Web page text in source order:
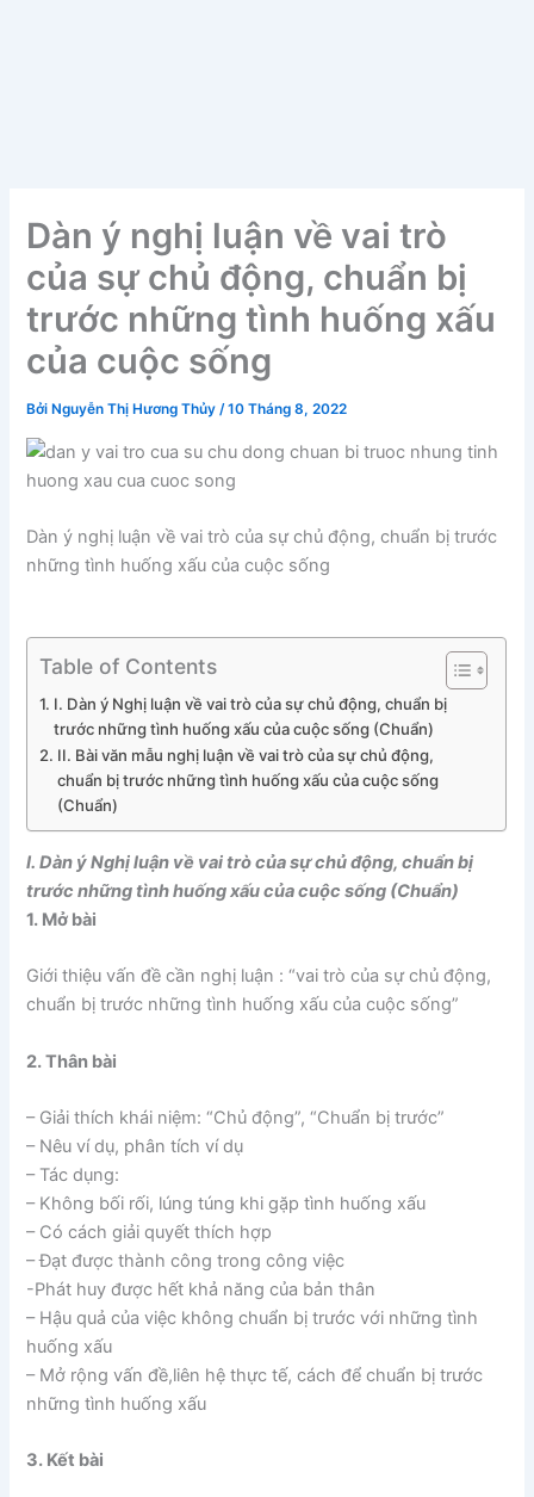
Dàn ý nghị luận về vai trò
của sự chủ động, chuẩn bị
trước những tình huống xấu
của cuộc sống
Bởi Nguyễn Thị Hương Thủy/10 Tháng 8, 2022
Dàn ý nghị luận về vai trò của sự chủ động, chuẩn bị trước
những tình huống xấu của cuộc sống
Table of Contents
I. Dàn ý Nghị luận về vai trò của sự chủ động, chuẩn bị
trước những tình huống xấu của cuộc sống (Chuẩn)
II. Bài văn mẫu nghị luận về vai trò của sự chủ động,
chuẩn bị trước những tình huống xấu của cuộc sống
(Chuẩn)
I. Dàn ý Nghị luận về vai trò của sự chủ động, chuẩn bị
trước những tình huống xấu của cuộc sống (Chuẩn)
1. Mở bài
Giới thiệu vấn đề cần nghị luận : “vai trò của sự chủ động,
chuẩn bị trước những tình huống xấu của cuộc sống”
2. Thân bài
– Giải thích khái niệm: “Chủ động”, “Chuẩn bị trước”
– Nêu ví dụ, phân tích ví dụ
– Tác dụng:
– Không bối rối, lúng túng khi gặp tình huống xấu
– Có cách giải quyết thích hợp
– Đạt được thành công trong công việc
-Phát huy được hết khả năng của bản thân
– Hậu quả của việc không chuẩn bị trước với những tình
huống xấu
– Mở rộng vấn đề,liên hệ thực tế, cách để chuẩn bị trước
những tình huống xấu
3. Kết bài